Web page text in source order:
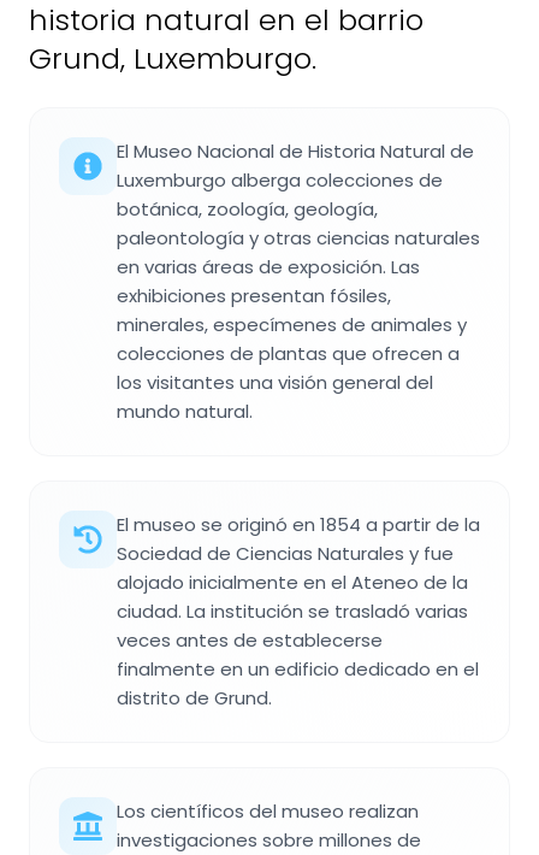
historia natural en el barrio
Grund, Luxemburgo.
El Museo Nacional de Historia Natural de
Luxemburgo alberga colecciones de
botánica, zoología, geología,
paleontología y otras ciencias naturales
en varias áreas de exposición. Las
exhibiciones presentan fósiles,
minerales, especímenes de animales y
colecciones de plantas que ofrecen a
los visitantes una visión general del
mundo natural.
El museo se originó en 1854 a partir de la
Sociedad de Ciencias Naturales y fue
alojado inicialmente en el Ateneo de la
ciudad. La institución se trasladó varias
veces antes de establecerse
finalmente en un edificio dedicado en el
distrito de Grund.
Los científicos del museo realizan
investigaciones sobre millones de